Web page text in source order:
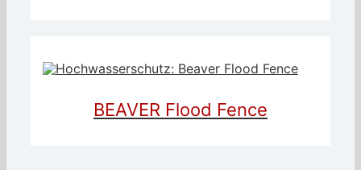
BEAVER Flood Fence